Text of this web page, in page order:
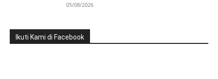
05/08/2026
Ikuti Kami di Facebook